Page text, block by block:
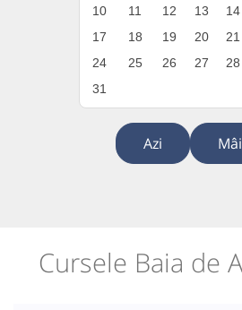
10
11 12 13 14
17
18 19 20 21
24
25 26 27 28
31
Azi
Cursele Baia de